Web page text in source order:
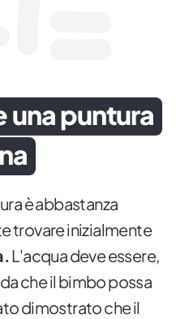
una puntura
è abbastanza
trovare inizialmente
L'acqua deve essere,
che il bimbo possa
dimostrato che il